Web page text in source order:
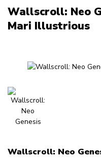
Wallscroll: Neo
Mari Illustrious
Wallscroll: Neo